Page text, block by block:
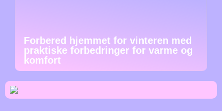
Forbered hjemmet for vinteren med
praktiske forbedringer for varme og
komfort